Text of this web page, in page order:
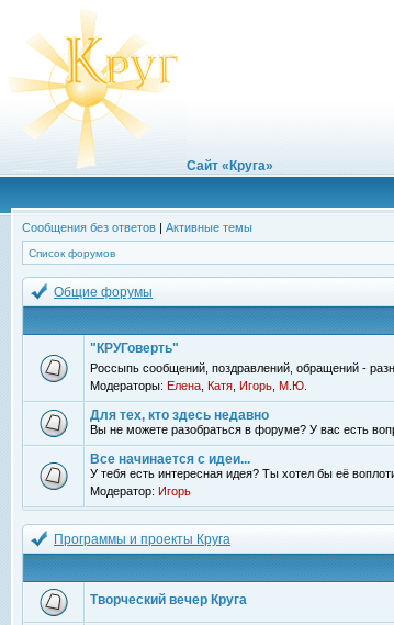
Сайт «Круга»
Сообщения без ответов | Активные темы
Список форумов
Общие форумы
"КРУГоверть"
Россыпь сообщений, поздравлений, обращений -
Модераторы: Елена Катя Игорь М.Ю.
Для тех, кто здесь недавно
Вы не можете разобраться в форуме? У вас есть
Все начинается с идеи...
У тебя есть интересная идея? Ты хотел бы её
Модератор: Игорь
Программы и проекты Круга
Творческий вечер Круга